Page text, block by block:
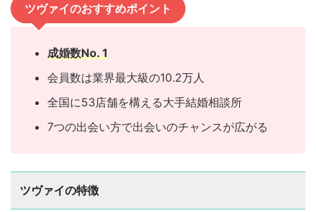
ツヴァイのおすすめポイント
成婚数No. 1
会員数は業界最大級の10.2万人
全国に53店舗を構える大手結婚相談所
7つの出会い方で出会いのチャンスが広がる
ツヴァイの特徴